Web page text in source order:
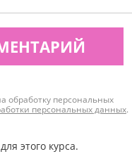
обработку персональных
персональных данных.
этого курса.